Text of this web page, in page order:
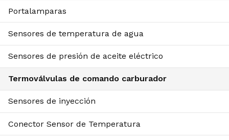
Portalamparas
Sensores de temperatura de agua
Sensores de presión de aceite eléctrico
Termoválvulas de comando carburador
Sensores de inyección
Conector Sensor de Temperatura